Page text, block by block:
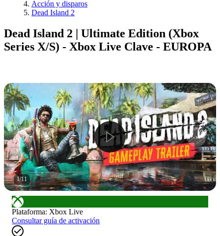
Acción y disparos
Dead Island 2
Dead Island 2 | Ultimate Edition (Xbox
Series X/S) - Xbox Live Clave - EUROPA
1/11
Plataforma: Xbox Live
Consultar guía de activación